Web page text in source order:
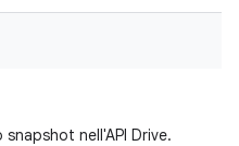
nell'API Drive.